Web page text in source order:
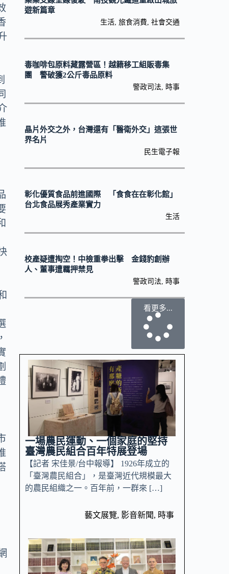
遊新篇章
生活, 旅食消費, 社會交通
毒咖啡包原料藏露營區！越籍移工組販毒集
團 警破獲2公斤毒品原料
警政司法, 時事
晶片外交之外，台灣還有「醫衛外交」這張世
界名片
民生電子報
彰化優質食品前進國際 「食食在在彰化館」
台北食品展秀產業實力
生活
校產疑遭掏空！中檢重拳出擊 金錢豹創辦
人、董事遭羈押禁見
警政司法, 時事
看更多...
一場農民運動、一個家庭的堅持
臺灣農民組合百年特展登場
【記者 宋佳景/台中報導】 1926年成立的
「臺灣農民組合」，是臺灣近代規模最大
的農民組織之一。百年前，一群來 […]
藝文展覽, 影音新聞, 時事